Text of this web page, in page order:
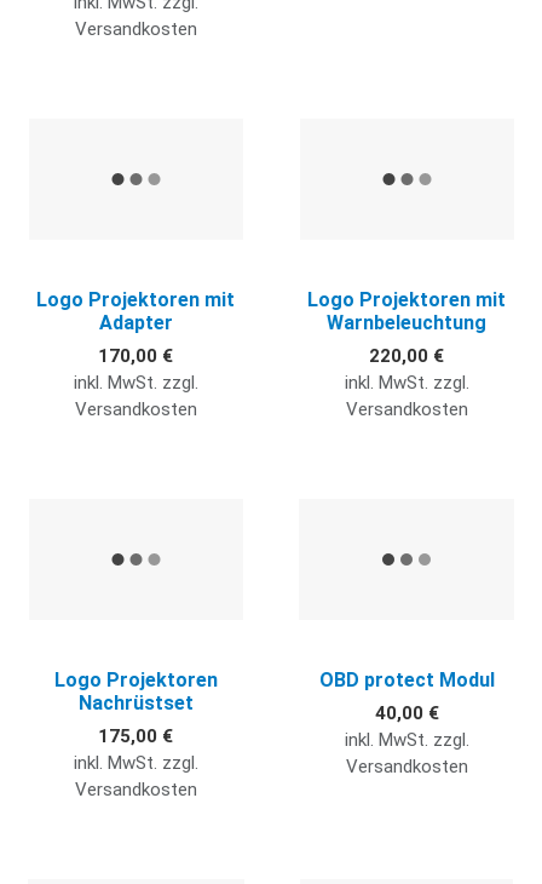
Versandkosten
Logo Projektoren mit
Adapter
170,00 €
inkl. MwSt. zzgl.
Versandkosten
Logo Projektoren mit
Warnbeleuchtung
220,00 €
inkl. MwSt. zzgl.
Versandkosten
Logo Projektoren
Nachrüstset
175,00 €
inkl. MwSt. zzgl.
Versandkosten
OBD protect Modul
40,00 €
inkl. MwSt. zzgl.
Versandkosten